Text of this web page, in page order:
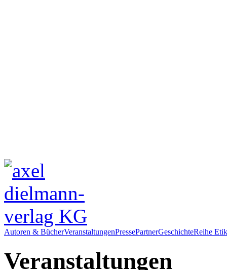
Autoren & BücherVeranstaltungenPressePartnerGeschichteReihe
Veranstaltungen